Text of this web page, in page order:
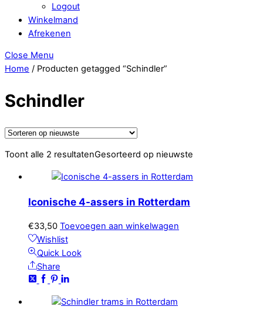
Logout
Winkelmand
Afrekenen
Close Menu
Home / Producten getagged “Schindler”
Schindler
Toont alle 2 resultatenGesorteerd op nieuwste
Iconische 4-assers in Rotterdam
€33,50 Toevoegen aan winkelwagen
Wishlist
Quick Look
Share